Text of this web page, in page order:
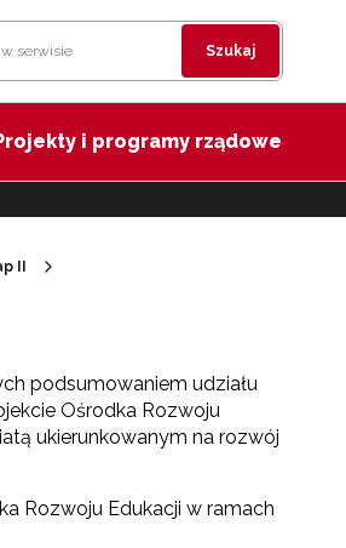
Szukaj
i programy rządowe
II
podsumowaniem udziału
Ośrodka Rozwoju
ukierunkowanym na rozwój
Rozwoju Edukacji w ramach